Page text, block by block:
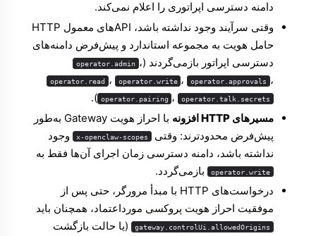
دامنه دسترسی اپراتوری را اعلام نمی‌کند.
وقتی سرآیند وجود نداشته باشد، APIهای معمول HTTP
حامل هویت به مجموعه استاندارد و پیش‌فرض دامنه‌های
دسترسی اپراتور بازمی‌گردند (
operator.admin ،
operator.read ، operator.write ، operator.approvals ،
operator.pairing ، operator.talk.secrets
).
مسیرهای HTTP افزونه
با احراز هویت Gateway به‌طور
پیش‌فرض محدودترند: وقتی
x-openclaw-scopes وجود
نداشته باشد، دامنه دسترسی زمان اجرای آن‌ها فقط به
operator.write بازمی‌گردد.
درخواست‌های HTTP با مبدأ مرورگر، حتی پس از
موفقیت احراز هویت پروکسی مورداعتماد، همچنان باید
gateway.controlUi.allowedOrigins (یا حالت بازگشت